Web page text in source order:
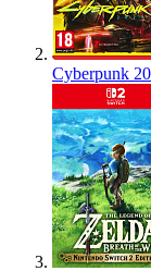
Cyberpunk